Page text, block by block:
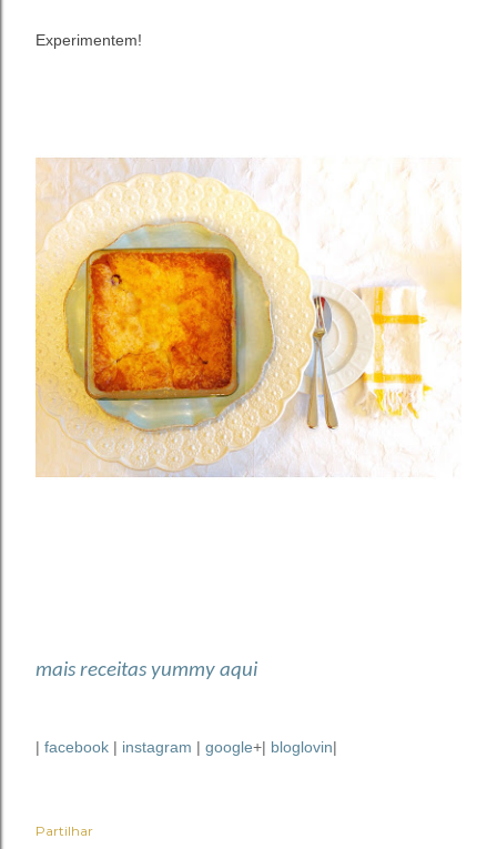
Experimentem!
mais receitas yummy aqui
| facebook | instagram | google+| bloglovin|
Partilhar